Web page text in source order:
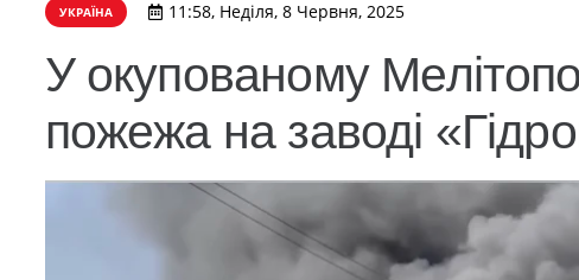
УКРАЇНА 11:58, Неділя, 8 Червня, 2025
У окупованому
пожежа на заводі